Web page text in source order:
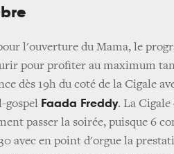
l'ouverture du Mama, le
pour profiter au maximum
dès 19h du coté de la Cigale
gospel Faada Freddy. La
passer la soirée, puisque 6
avec en point d'orgue la